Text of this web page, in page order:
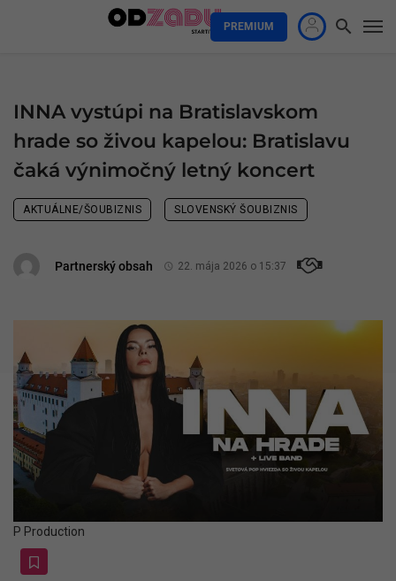
PREMIUM
INNA vystúpi na Bratislavskom
hrade so živou kapelou: Bratislavu
čaká výnimočný letný koncert
AKTUÁLNE/ŠOUBIZNIS SLOVENSKÝ ŠOUBIZNIS
Partnerský obsah 22. mája 2026 o 15:37
P Production